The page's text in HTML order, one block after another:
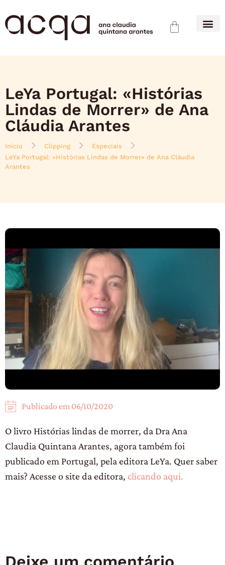
LeYa Portugal: «Histórias
Lindas de Morrer» de Ana
Cláudia Arantes
Início Clipping
Especiais
LeYa Portugal: «Histórias Lindas de Morrer» de Ana Cláudia
Arantes
Publicado em 06/10/2020
O livro Histórias lindas de morrer, da Dra Ana
Claudia Quintana Arantes, agora também foi
publicado em Portugal, pela editora LeYa. Quer saber
mais? Acesse o site da editora, clicando aqui.